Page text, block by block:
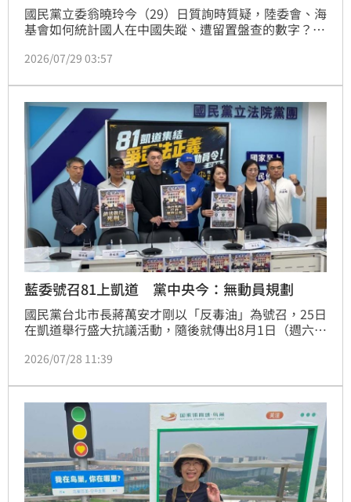
國民黨立委翁曉玲今（29）日質詢時質疑，陸委會、海
基會如何統計國人在中國失蹤、遭留置盤查的數字？並
不滿，強調中國不執行兩岸共打協議，國台辦質疑我方
曉玲相信他們卻不相信我方？
2026/07/29 03:57
藍委號召81上凱道 黨中央今：無動員規劃
國民黨台北市長蔣萬安才剛以「反毒油」為號召，25日
在凱道舉行盛大抗議活動，隨後就傳出8月1日（週六）
「行前動員」記者會，表示81凱道活動是由民間團體發
黨中央今（28日）透過新聞稿表示，黨團成員將自由參
加，「黨中央並沒有動員規劃。」
2026/07/28 11:39